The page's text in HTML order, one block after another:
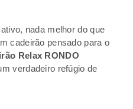
nada melhor do que
cadeirão pensado para o
Relax RONDO
verdadeiro refúgio de